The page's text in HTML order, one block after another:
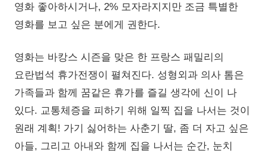
영화 좋아하시거나, 2% 모자라지지만 조금 특별한
영화를 보고 싶은 분에게 권한다.
영화는 바캉스 시즌을 맞은 한 프랑스 패밀리의
요란법석 휴가전쟁이 펼쳐진다. 성형외과 의사 톰은
가족들과 함께 꿈같은 휴가를 즐길 생각에 신이 나
있다. 교통체증을 피하기 위해 일찍 집을 나서는 것이
원래 계획! 가기 싫어하는 사춘기 딸, 좀 더 자고 싶은
아들, 그리고 아내와 함께 집을 나서는 순간, 눈치